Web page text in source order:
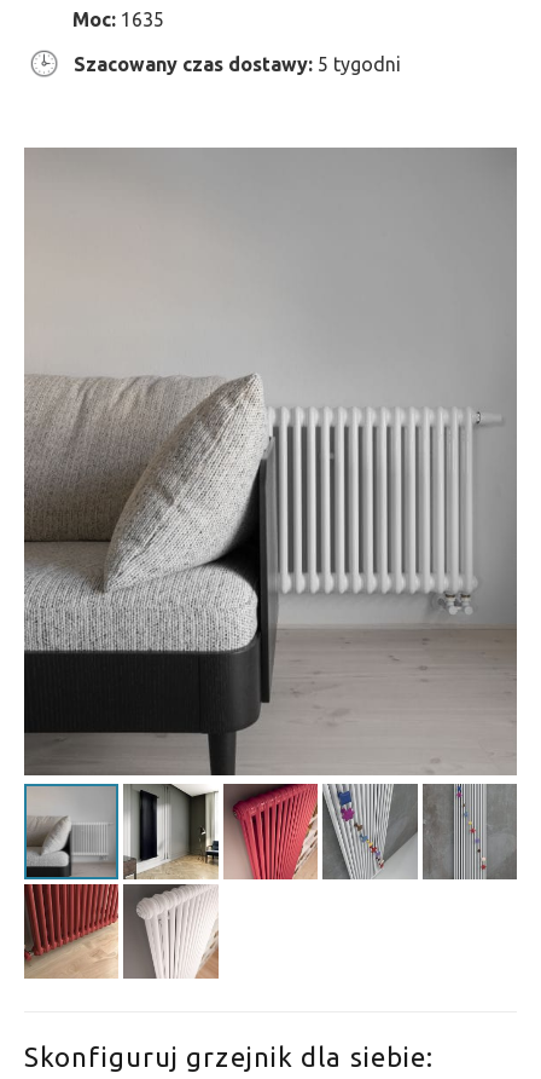
Moc: 1635
Szacowany czas dostawy: 5 tygodni
Skonfiguruj grzejnik dla siebie: